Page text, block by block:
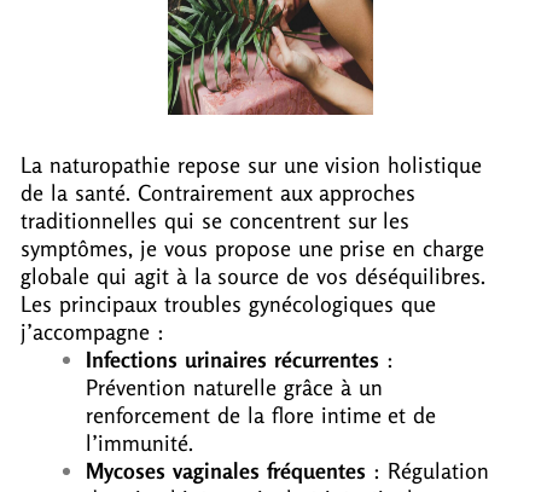
La naturopathie repose sur une vision holistique
de la santé. Contrairement aux approches
traditionnelles qui se concentrent sur les
symptômes, je vous propose une prise en charge
globale qui agit à la source de vos déséquilibres.
Les principaux troubles gynécologiques que
j’accompagne :
Infections urinaires récurrentes :
Prévention naturelle grâce à un
renforcement de la flore intime et de
l’immunité.
Mycoses vaginales fréquentes : Régulation